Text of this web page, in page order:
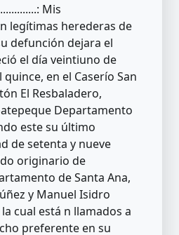
Mis
legítimas herederas de
defunción dejara el
el día veintiuno de
en el Caserío San
El Resbaladero,
Departamento
este su último
de setenta y nueve
originario de
de Santa Ana,
y Manuel Isidro
cual está n llamados a
preferente en su